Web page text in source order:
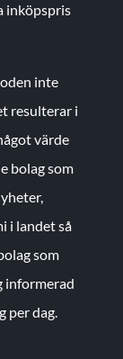
inköpspris
inte
resulterar i
värde
bolag som
i landet så
som
informerad
per dag.